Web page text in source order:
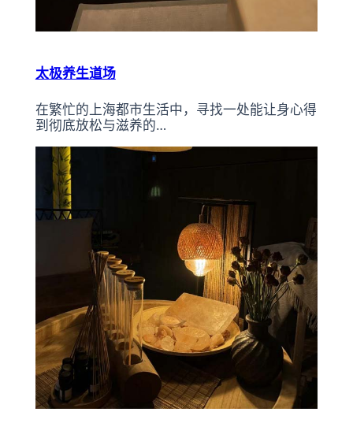
太极养生道场
在繁忙的上海都市生活中，寻找一处能让身心得
到彻底放松与滋养的…